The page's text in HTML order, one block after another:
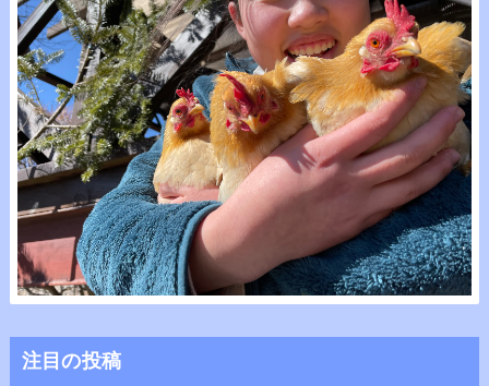
注目の投稿